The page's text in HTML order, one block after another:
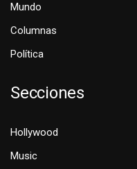
Mundo
Columnas
Política
Secciones
Hollywood
Music